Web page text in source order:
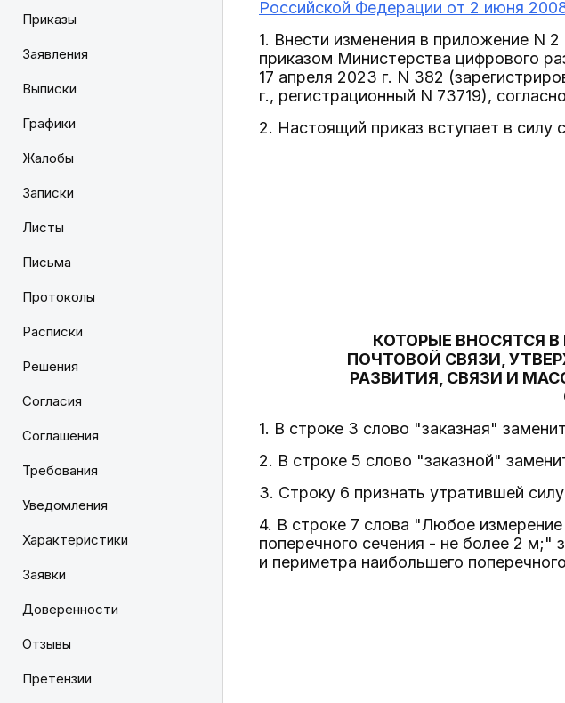
Приказы
Заявления
Выписки
Графики
Жалобы
Записки
Листы
Письма
Протоколы
Расписки
Решения
Согласия
Соглашения
Требования
Уведомления
Характеристики
Заявки
Доверенности
Отзывы
Претензии
Российской Федерации от 2 июня
1. Внести изменения в приложение N
приказом Министерства цифрового
17 апреля 2023 г. N 382
г., регистрационный N 73719),
2. Настоящий приказ вступает в силу
КОТОРЫЕ ВНОСЯТСЯ
ПОЧТОВОЙ СВЯЗИ,
РАЗВИТИЯ, СВЯЗИ И
1. В строке 3 слово "заказная"
2. В строке 5 слово "заказной"
3. Строку 6 признать утратившей
4. В строке 7 слова "Любое
поперечного сечения - не более 2
и периметра наибольшего